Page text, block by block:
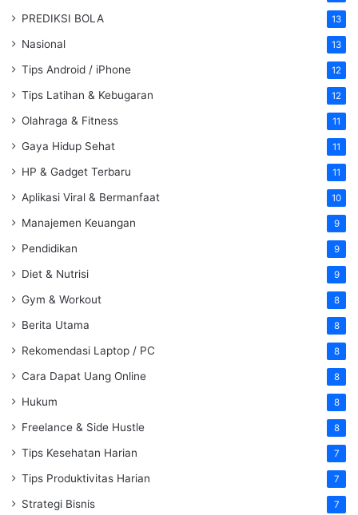
PREDIKSI BOLA 13
Nasional 13
Tips Android / iPhone 12
Tips Latihan & Kebugaran 12
Olahraga & Fitness 11
Gaya Hidup Sehat 11
HP & Gadget Terbaru 11
Aplikasi Viral & Bermanfaat 10
Manajemen Keuangan 9
Pendidikan 9
Diet & Nutrisi 9
Gym & Workout 8
Berita Utama 8
Rekomendasi Laptop / PC 8
Cara Dapat Uang Online 8
Hukum 8
Freelance & Side Hustle 8
Tips Kesehatan Harian 7
Tips Produktivitas Harian 7
Strategi Bisnis 7